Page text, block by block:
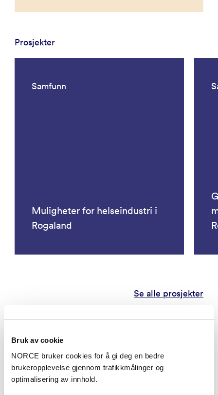
Bruk av cookie
NORCE bruker cookies for å gi deg en bedre
brukeropplevelse gjennom trafikkmålinger og
optimalisering av innhold.
Prosjekter
Samfunn
Muligheter for helseindustri i
Rogaland
Se alle prosjekter
Publikasjoner
Kategorier